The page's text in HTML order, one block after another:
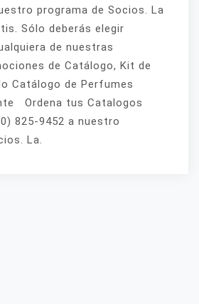
programa de Socios. La
Sólo deberás elegir
de nuestras
de Catálogo, Kit de
Catálogo de Perfumes
Ordena tus Catalogos
825-9452 a nuestro
La.